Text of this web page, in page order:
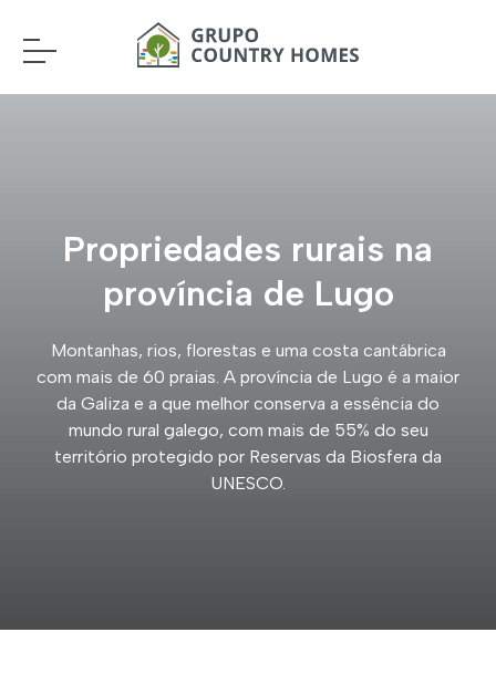
Propriedades rurais na
província de Lugo
Montanhas, rios, florestas e uma costa cantábrica
com mais de 60 praias. A província de Lugo é a maior
da Galiza e a que melhor conserva a essência do
mundo rural galego, com mais de 55% do seu
território protegido por Reservas da Biosfera da
UNESCO.